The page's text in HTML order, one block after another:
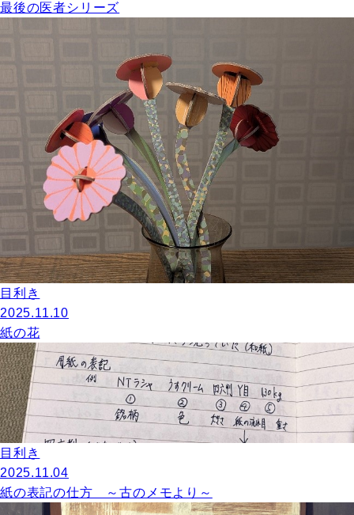
最後の医者シリーズ
目利き
2025.11.10
紙の花
目利き
2025.11.04
紙の表記の仕方 ～古のメモより～